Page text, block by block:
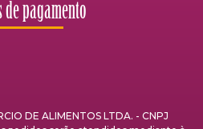
de pagamento
DE ALIMENTOS LTDA. - CNPJ